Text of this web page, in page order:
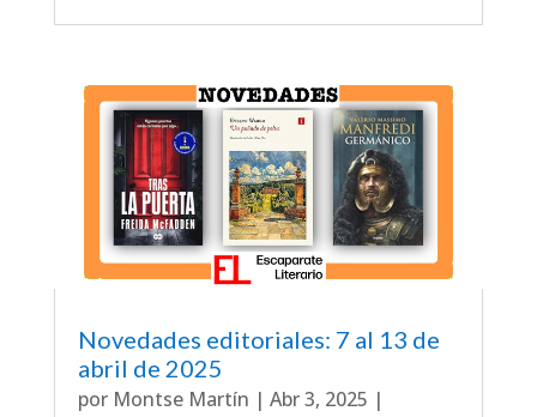
Novedades editoriales: 7 al 13 de
abril de 2025
por Montse Martín | Abr 3, 2025 |